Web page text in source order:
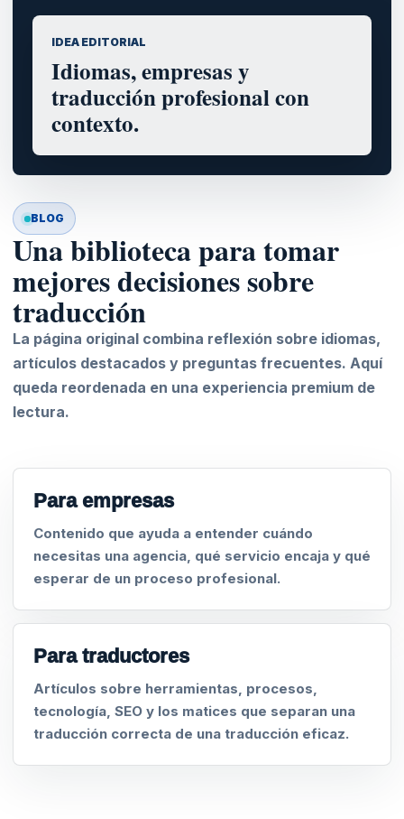
IDEA EDITORIAL
Idiomas, empresas y
traducción profesional con
contexto.
BLOG
Una biblioteca para tomar
mejores decisiones sobre
traducción
La página original combina reflexión sobre idiomas,
artículos destacados y preguntas frecuentes. Aquí
queda reordenada en una experiencia premium de
lectura.
Para empresas
Contenido que ayuda a entender cuándo
necesitas una agencia, qué servicio encaja y qué
esperar de un proceso profesional.
Para traductores
Artículos sobre herramientas, procesos,
tecnología, SEO y los matices que separan una
traducción correcta de una traducción eficaz.